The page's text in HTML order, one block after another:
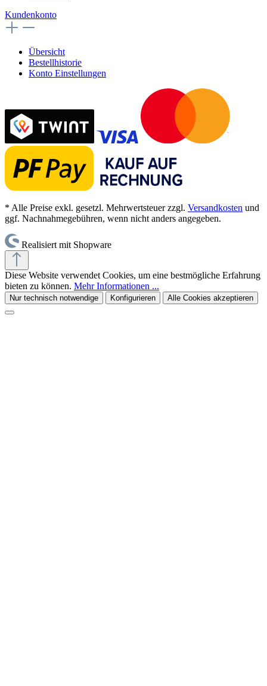
Kundenkonto
Übersicht
Bestellhistorie
Konto Einstellungen
* Alle Preise exkl. gesetzl. Mehrwertsteuer zzgl. Versandkosten und
ggf. Nachnahmegebühren, wenn nicht anders angegeben.
Realisiert mit Shopware
Diese Website verwendet Cookies, um eine bestmögliche Erfahrung
bieten zu können. Mehr Informationen ...
Nur technisch notwendige Konfigurieren Alle Cookies akzeptieren